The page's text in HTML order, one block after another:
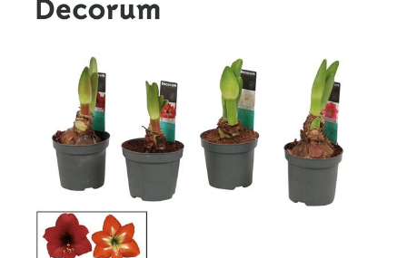
BUŠAČ ZEMLJE
ČEONE/STRIŽNE KOSAČICE
PRSKALICA LEĐNA
PRSKALICE